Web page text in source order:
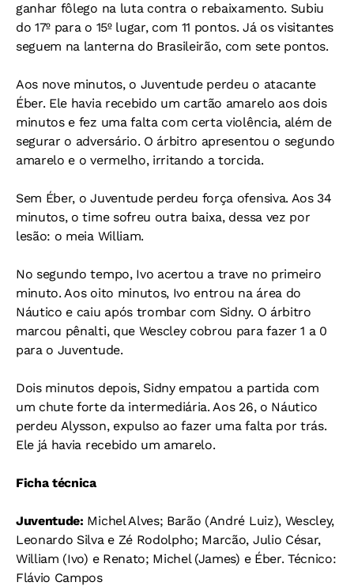
ganhar fôlego na luta contra o rebaixamento. Subiu
do 17º para o 15º lugar, com 11 pontos. Já os visitantes
seguem na lanterna do Brasileirão, com sete pontos.
Aos nove minutos, o Juventude perdeu o atacante
Éber. Ele havia recebido um cartão amarelo aos dois
minutos e fez uma falta com certa violência, além de
segurar o adversário. O árbitro apresentou o segundo
amarelo e o vermelho, irritando a torcida.
Sem Éber, o Juventude perdeu força ofensiva. Aos 34
minutos, o time sofreu outra baixa, dessa vez por
lesão: o meia William.
No segundo tempo, Ivo acertou a trave no primeiro
minuto. Aos oito minutos, Ivo entrou na área do
Náutico e caiu após trombar com Sidny. O árbitro
marcou pênalti, que Wescley cobrou para fazer 1 a 0
para o Juventude.
Dois minutos depois, Sidny empatou a partida com
um chute forte da intermediária. Aos 26, o Náutico
perdeu Alysson, expulso ao fazer uma falta por trás.
Ele já havia recebido um amarelo.
Ficha técnica
Juventude: Michel Alves; Barão (André Luiz), Wescley,
Leonardo Silva e Zé Rodolpho; Marcão, Julio César,
William (Ivo) e Renato; Michel (James) e Éber. Técnico:
Flávio Campos